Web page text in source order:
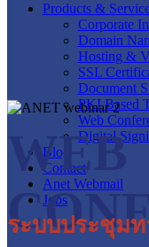
Products &
Corporate
Domain
Hosting &
SSL
Document
PKI Based
Web
Digital
Blog
Contact
Anet Webmail
Jobs
WEB
ระบบประชุม